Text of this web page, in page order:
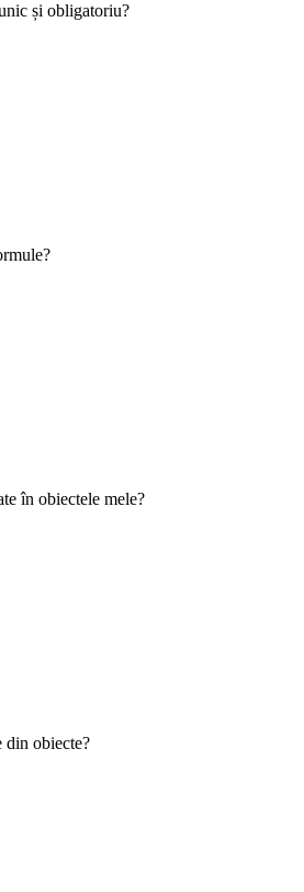
și obligatoriu?
în obiectele mele?
din obiecte?